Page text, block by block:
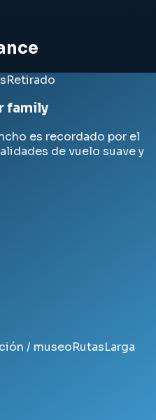
Retirado
family
es recordado por el
de vuelo suave y
/ museoRutasLarga